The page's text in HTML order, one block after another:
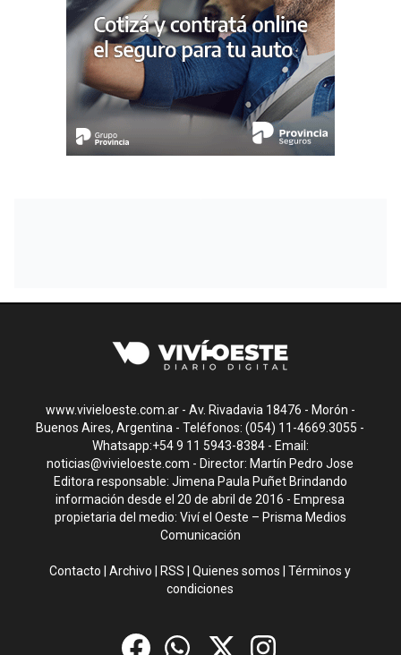
www.vivieloeste.com.ar - Av. Rivadavia 18476 - Morón -
Buenos Aires, Argentina - Teléfonos: (054) 11-4669.3055 -
Whatsapp:+54 9 11 5943-8384 - Email:
noticias@vivieloeste.com - Director: Martín Pedro Jose
Editora responsable: Jimena Paula Puñet Brindando
información desde el 20 de abril de 2016 - Empresa
propietaria del medio: Viví el Oeste – Prisma Medios
Comunicación
Contacto |Archivo RSS |Quienes somos |Términos y
condiciones